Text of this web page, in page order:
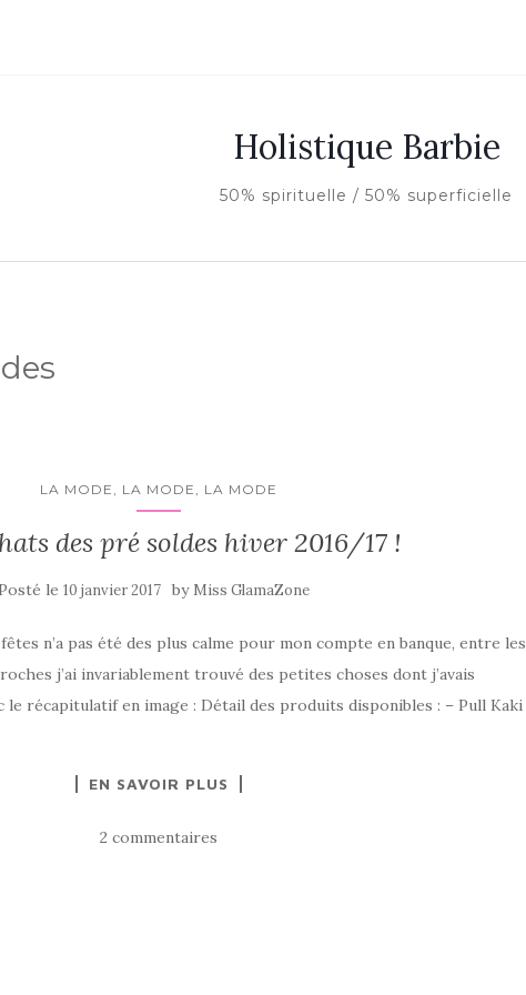
Holistique Barbie
50% spirituelle / 50% superficielle
LA MODE, LA MODE, LA MODE
des pré soldes hiver 2016/17 !
Posté le 10 janvier 2017 by Miss GlamaZone
n’a pas été des plus calme pour mon compte en banque, entre les
j’ai invariablement trouvé des petites choses dont j’avais
le récapitulatif en image : Détail des produits disponibles : – Pull Kaki
EN SAVOIR PLUS
2 commentaires